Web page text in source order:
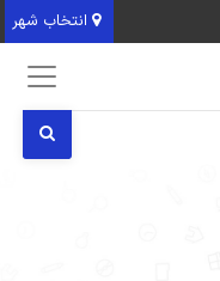
انتخاب شهر